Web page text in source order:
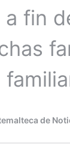
fin
de